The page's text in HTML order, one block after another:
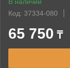
Код: 37334-080
65 750 ₸